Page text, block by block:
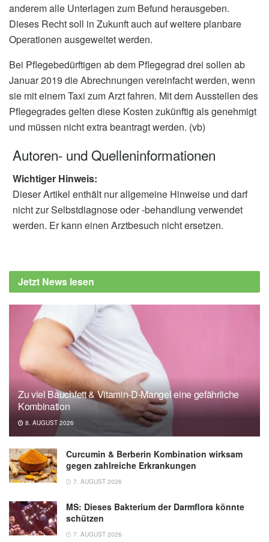
anderem alle Unterlagen zum Befund herausgeben.
Dieses Recht soll in Zukunft auch auf weitere planbare
Operationen ausgeweitet werden.
Bei Pflegebedürftigen ab dem Pflegegrad drei sollen ab
Januar 2019 die Abrechnungen vereinfacht werden, wenn
sie mit einem Taxi zum Arzt fahren. Mit dem Ausstellen des
Pflegegrades gelten diese Kosten zukünftig als genehmigt
und müssen nicht extra beantragt werden. (vb)
Autoren- und Quelleninformationen
Wichtiger Hinweis:
Dieser Artikel enthält nur allgemeine Hinweise und darf
nicht zur Selbstdiagnose oder -behandlung verwendet
werden. Er kann einen Arztbesuch nicht ersetzen.
Jetzt News lesen
Zu viel Bauchfett & Vitamin-D-Mangel eine gefährliche
Kombination
8. AUGUST 2026
Curcumin & Berberin Kombination wirksam
gegen zahlreiche Erkrankungen
7. AUGUST 2026
MS: Dieses Bakterium der Darmflora könnte
schützen
7. AUGUST 2026